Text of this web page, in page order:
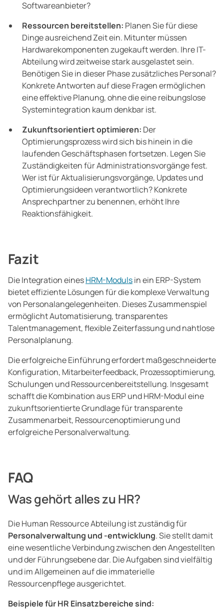
Softwareanbieter?
Ressourcen bereitstellen: Planen Sie für diese
Dinge ausreichend Zeit ein. Mitunter müssen
Hardwarekomponenten zugekauft werden. Ihre IT-
Abteilung wird zeitweise stark ausgelastet sein.
Benötigen Sie in dieser Phase zusätzliches Personal?
Konkrete Antworten auf diese Fragen ermöglichen
eine effektive Planung, ohne die eine reibungslose
Systemintegration kaum denkbar ist.
Zukunftsorientiert optimieren: Der
Optimierungsprozess wird sich bis hinein in die
laufenden Geschäftsphasen fortsetzen. Legen Sie
Zuständigkeiten für Administrationsvorgänge fest.
Wer ist für Aktualisierungsvorgänge, Updates und
Optimierungsideen verantwortlich? Konkrete
Ansprechpartner zu benennen, erhöht Ihre
Reaktionsfähigkeit.
Fazit
Die Integration einesHRM-Modulsin ein ERP-System
bietet effiziente Lösungen für die komplexe Verwaltung
von Personalangelegenheiten. Dieses Zusammenspiel
ermöglicht Automatisierung, transparentes
Talentmanagement, flexible Zeiterfassung und nahtlose
Personalplanung.
Die erfolgreiche Einführung erfordert maßgeschneiderte
Konfiguration, Mitarbeiterfeedback, Prozessoptimierung,
Schulungen und Ressourcenbereitstellung. Insgesamt
schafft die Kombination aus ERP und HRM-Modul eine
zukunftsorientierte Grundlage für transparente
Zusammenarbeit, Ressourcenoptimierung und
erfolgreiche Personalverwaltung.
FAQ
Was gehört alles zu HR?
Die Human Ressource Abteilung ist zuständig für
Personalverwaltung und -entwicklung. Sie stellt damit
eine wesentliche Verbindung zwischen den Angestellten
und der Führungsebene dar. Die Aufgaben sind vielfältig
und im Allgemeinen auf die immaterielle
Ressourcenpflege ausgerichtet.
Beispiele für HR Einsatzbereiche sind: